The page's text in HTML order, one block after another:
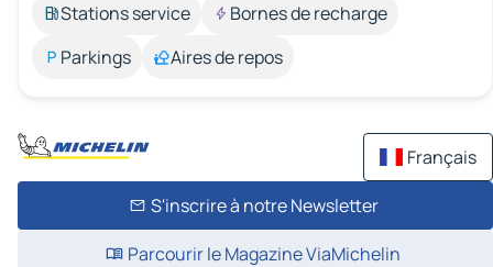
Stations service
Bornes de recharge
Parkings
Aires de repos
Français
S'inscrire à notre Newsletter
Parcourir le Magazine ViaMichelin